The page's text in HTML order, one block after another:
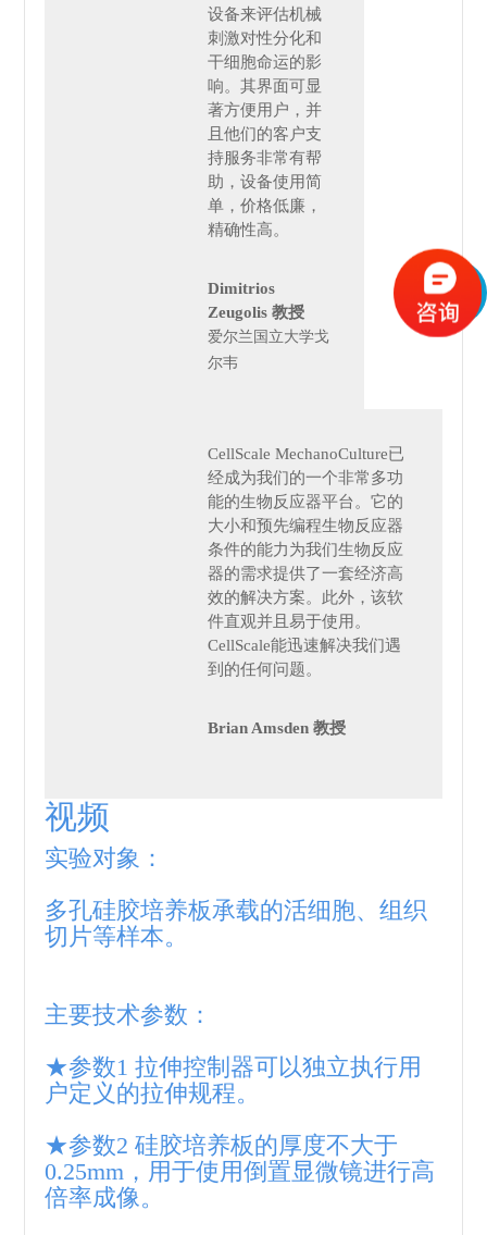
设备来评估机械
刺激对性分化和
干细胞命运的影
响。其界面可显
著方便用户，并
且他们的客户支
持服务非常有帮
助，设备使用简
单，价格低廉，
精确性高。
Dimitrios
Zeugolis 教授
爱尔兰国立大学戈
尔韦
CellScale MechanoCulture已
经成为我们的一个非常多功
能的生物反应器平台。它的
大小和预先编程生物反应器
条件的能力为我们生物反应
器的需求提供了一套经济高
效的解决方案。此外，该软
件直观并且易于使用。
CellScale能迅速解决我们遇
到的任何问题。
Brian Amsden 教授
视频
实验对象：
多孔硅胶培养板承载的活细胞、组织
切片等样本。
主要技术参数：
★参数1 拉伸控制器可以独立执行用
户定义的拉伸规程。
★参数2 硅胶培养板的厚度不大于
0.25mm，用于使用倒置显微镜进行高
倍率成像。